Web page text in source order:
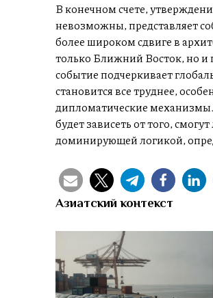
В конечном счете,
невозможны, представляет
более широком сдвиге в
только Ближний Восток, но и
событие подчеркивает
становится все труднее,
дипломатические
будет зависеть от того,
доминирующей логикой,
Азиатский контекст